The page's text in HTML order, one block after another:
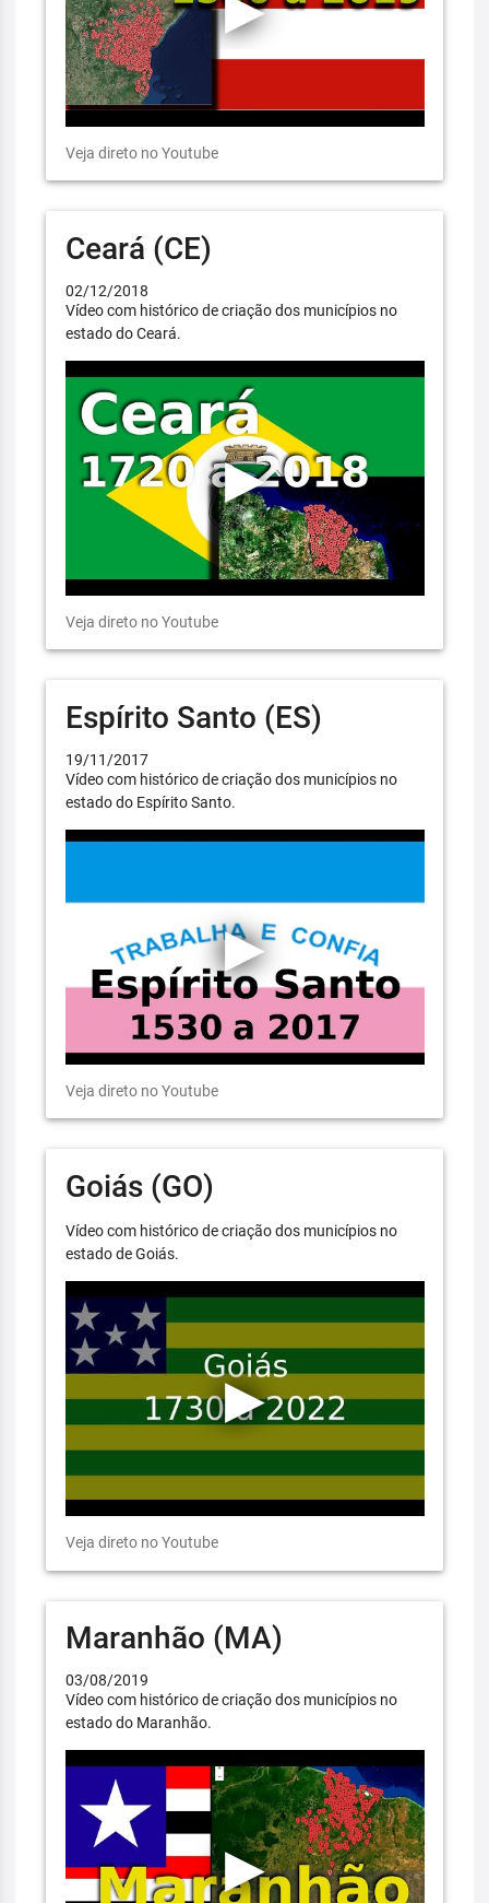
Veja direto no Youtube
Ceará (CE)
02/12/2018
Vídeo com histórico de criação dos municípios no
estado do Ceará.
Veja direto no Youtube
Espírito Santo (ES)
19/11/2017
Vídeo com histórico de criação dos municípios no
estado do Espírito Santo.
Veja direto no Youtube
Goiás (GO)
Vídeo com histórico de criação dos municípios no
estado de Goiás.
Veja direto no Youtube
Maranhão (MA)
03/08/2019
Vídeo com histórico de criação dos municípios no
estado do Maranhão.